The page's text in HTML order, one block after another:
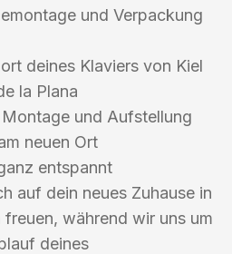
und Verpackung
deines Klaviers von Kiel
la Plana
und Aufstellung
neuen Ort
entspannt
auf dein neues Zuhause in
während wir uns um
deines